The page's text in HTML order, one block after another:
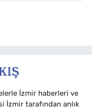
İzmir haberleri ve
İzmir tarafından anlık